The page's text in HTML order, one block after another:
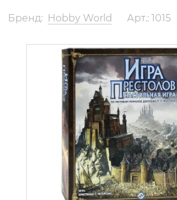
Бренд: Hobby World Арт.: 1015